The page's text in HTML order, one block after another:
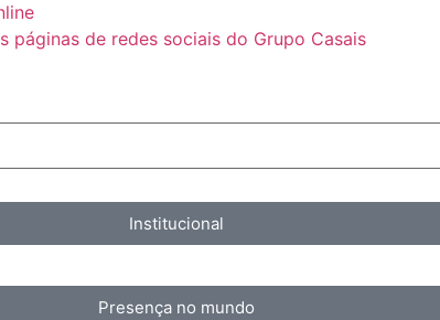
páginas de redes sociais do Grupo Casais
Institucional
Presença no mundo